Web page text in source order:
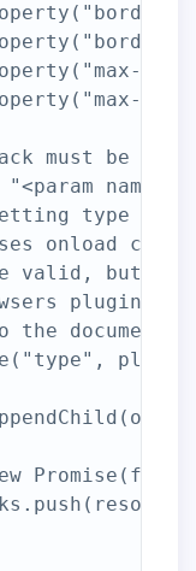
must be set
type
onload
valid, but it
plugin
the document.